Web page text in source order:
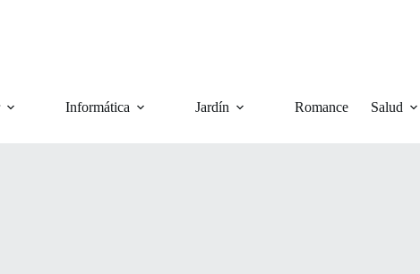
Informática Jardín Romance Salud